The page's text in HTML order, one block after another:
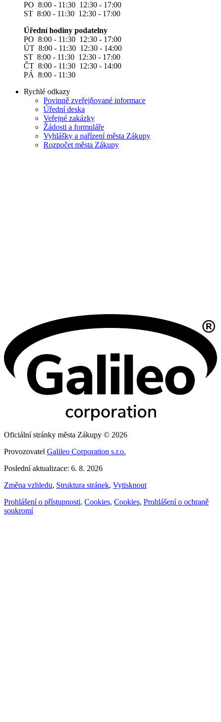
PO 8:00 - 11:30 12:30 - 17:00
ST 8:00 - 11:30 12:30 - 17:00
Úřední hodiny podatelny
PO 8:00 - 11:30 12:30 - 17:00
ÚT 8:00 - 11:30 12:30 - 14:00
ST 8:00 - 11:30 12:30 - 17:00
ČT 8:00 - 11:30 12:30 - 14:00
PÁ 8:00 - 11:30
Rychlé odkazy
Povinně zveřejňované informace
Úřední deska
Veřejné zakázky
Žádosti a formuláře
Vyhlášky a nařízení města Zákupy
Rozpočet města Zákupy
Oficiální stránky města Zákupy © 2026
Provozovatel Galileo Corporation s.r.o.
Poslední aktualizace: 6. 8. 2026
Změna vzhledu, Struktura stránek, Vytisknout
Prohlášení o přístupnosti, Cookies, Cookies, Prohlášení o ochraně
soukromí